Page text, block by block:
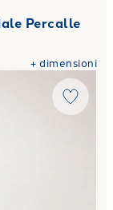
Percalle
+dimensioni
in Cotone 450